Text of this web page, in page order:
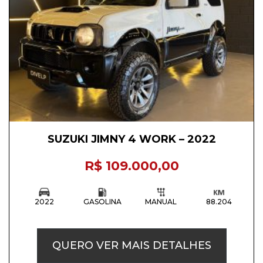
SUZUKI JIMNY 4 WORK – 2022
R$ 109.000,00
2022 GASOLINA MANUAL 88.204
QUERO VER MAIS DETALHES